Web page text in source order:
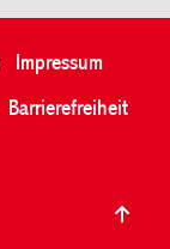
Impressum
Barrierefreiheit